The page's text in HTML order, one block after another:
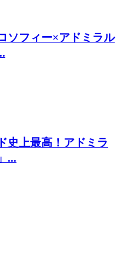
ソフィー×アドミラル
史上最高！アドミラ
...